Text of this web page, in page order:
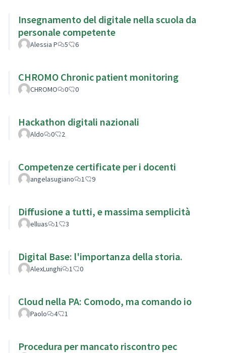
Insegnamento del digitale nella scuola da
personale competente
Alessia P 5 6
CHROMO Chronic patient monitoring
CHROMO 0 0
Hackathon digitali nazionali
Aldo 0 2
Competenze certificate per i docenti
angelasugiano 1 9
Diffusione a tutti, e massima semplicità
elluas 1 3
Digital Base: l'importanza della storia.
AlexLunghi 1 0
Cloud nella PA: Comodo, ma comando io
Paolo 4 1
Procedura per mancato riscontro pec